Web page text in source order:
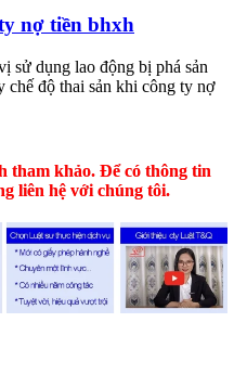
nợ tiền bhxh
sử dụng lao động bị phá sản
chế độ thai sản khi công ty nợ
tham khảo. Để có thông tin
liên hệ với chúng tôi.